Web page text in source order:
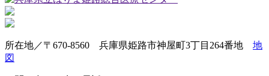
所在地／〒670-8560 兵庫県姫路市神屋町3丁目264番地 地
図